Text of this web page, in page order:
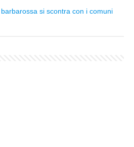
si scontra con i comuni